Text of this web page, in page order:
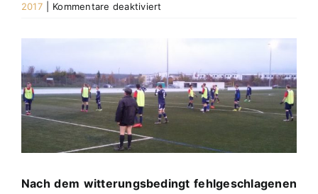
2017
Kommentare deaktiviert
Burgweinting
II
–
B
(2:1)
grösseres
Bild
Nach dem witterungsbedingt fehlgeschlagenen